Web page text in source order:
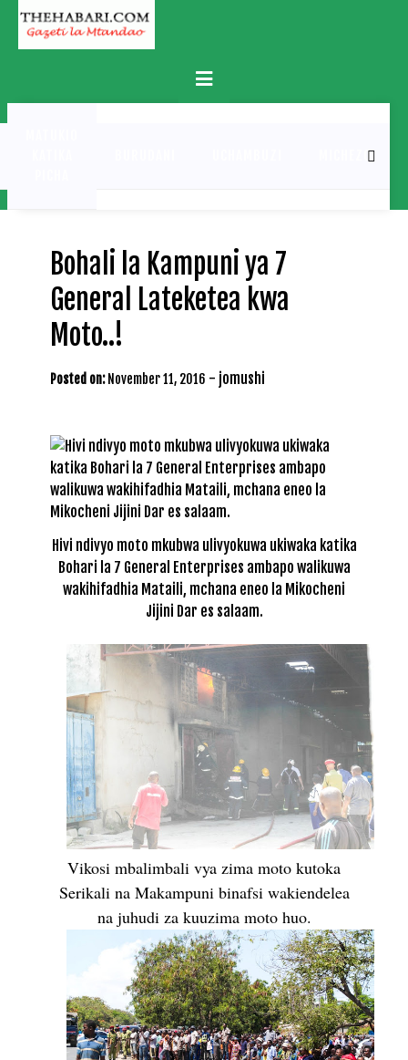
Skip
content
Primary
Menu
MICHEZO
Bohali la Kampuni ya 7
General Lateketea kwa
Moto..!
Posted on: November 11, 2016 - jomushi
Hivi ndivyo moto mkubwa ulivyokuwa ukiwaka katika
Bohari la 7 General Enterprises ambapo walikuwa
wakihifadhia Mataili, mchana eneo la Mikocheni
Jijini Dar es salaam.
Vikosi mbalimbali vya zima moto kutoka
Serikali na Makampuni binafsi wakiendelea
na juhudi za kuuzima moto huo.